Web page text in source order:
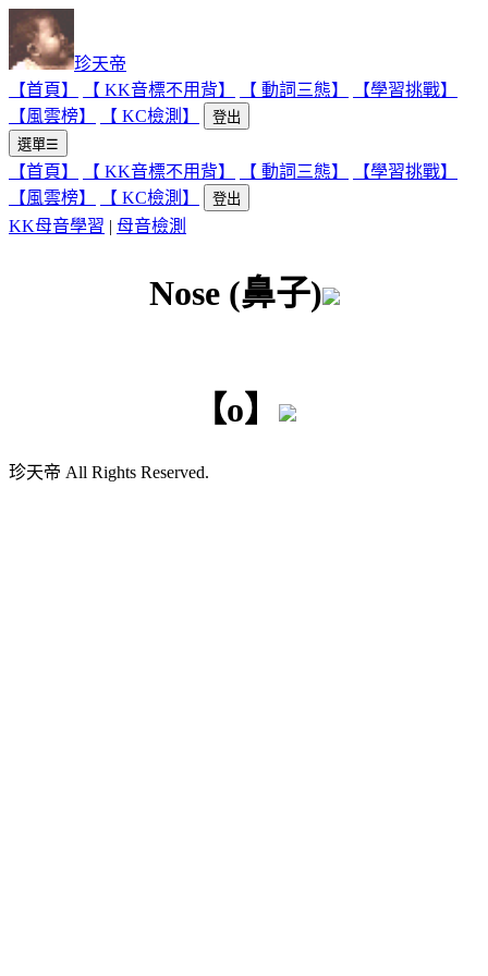
珍天帝
【首頁】
【 KK音標不用背】 【 動詞三態】
【學習挑戰】
【風雲榜】
【 KC檢測】
登出
選單☰
【首頁】 【 KK音標不用背】 【 動詞三態】
【學習挑戰】
【風雲榜】
【 KC檢測】 登出
KK母音學習 | 母音檢測
Nose (鼻子)
【o】
珍天帝 All Rights Reserved.